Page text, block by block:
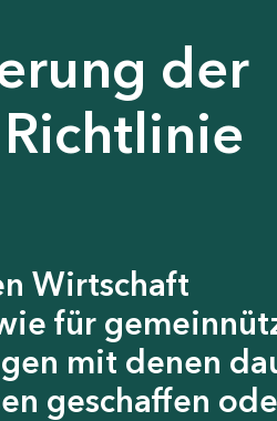
der
Wirtschaft
für
mit denen
geschaffen